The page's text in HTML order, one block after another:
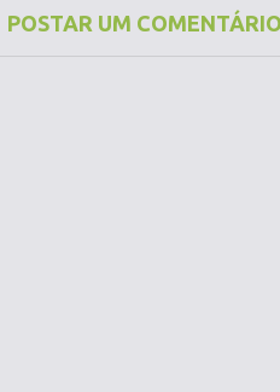
POSTAR UM